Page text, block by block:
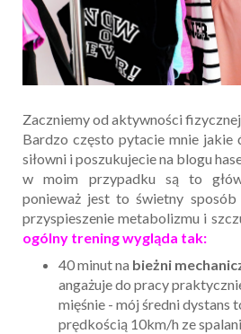
Zaczniemy od aktywności
Bardzo często pytacie mnie jakie
siłowni i poszukujecie na blogu
w moim przypadku są to
ponieważ jest to świetny
przyspieszenie metabolizmu i
ogólny trening wygląda tak:
40 minut na bieżni
angażuje do pracy
mięśnie - mój średni dystans
prędkością 10km/h ze